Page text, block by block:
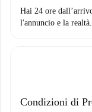
Hai 24 ore
l'annuncio e la
Condizioni di